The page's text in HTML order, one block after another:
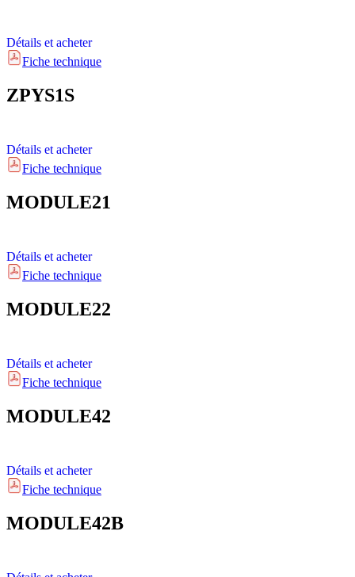
Détails et acheter
Fiche technique
ZPYS1S
Détails et acheter
Fiche technique
MODULE21
Détails et acheter
Fiche technique
MODULE22
Détails et acheter
Fiche technique
MODULE42
Détails et acheter
Fiche technique
MODULE42B